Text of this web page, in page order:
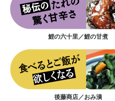
鯉の六十里／鯉の甘煮
後藤商店／おみ漬